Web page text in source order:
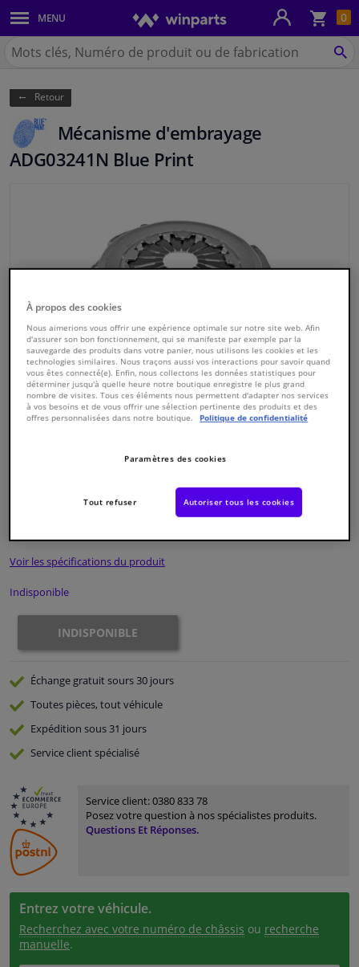
0
MENU
Carrosserie & tôles
Feux & ampoules
Freinage
Système d'échappement
Refroidissement & chauffage
Pièces moteur & accessoires
Filtres & liquides
Bagages & transport
Fenêtres & accessoires
Atelier & outils
Promotions et réductions
Capteurs & électronique
Chercher
Winparts.be
Retour
Mécanisme d'embrayage
ADG03241N Blue Print
5050063599275
Voir les spécifications du produit
Indisponible
INDISPONIBLE
Échange gratuitsours 30 jours
Toutes pièces, tout véhicule
Expédition sous 31 jours
Serviceclient spécialisé
Service client:0380 833 78
Posez votre question à nos spécialistes produits.
Questions Et Réponses.
Entrez votre véhicule.
Recherchez avec votre numéro de châssis ou recherche
manuelle.
À propos des cookies
Nous aimerions vous offrir une expérience optimale sur notre site web. Afin
d'assurer son bon fonctionnement, qui se manifeste par exemple par la
sauvegarde des produits dans votre panier, nous utilisons les cookies et les
technologies similaires. Nous traçons aussi vos interactions pour savoir quand
vous êtes connecté(e). Enfin, nous collectons les données statistiques pour
déterminer jusqu'à quelle heure notre boutique enregistre le plus grand
nombre de visites. Tous ces éléments nous permettent d'adapter nos services
à vos besoins et de vous offrir une sélection pertinente des produits et des
offres personnalisées dans notre boutique.
Politique de confidentialité
Paramètres des cookies
Tout refuser Autoriser tous les cookies